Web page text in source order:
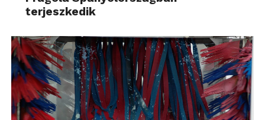
terjeszkedik